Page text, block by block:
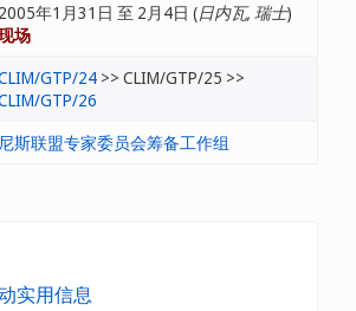
2005年1月31日 至 2月4日 (日内瓦, 瑞士)
场
GTP/24 >> CLIM/GTP/25 >>
GTP/26
尼斯联盟专家委员会筹备工作组
实用信息